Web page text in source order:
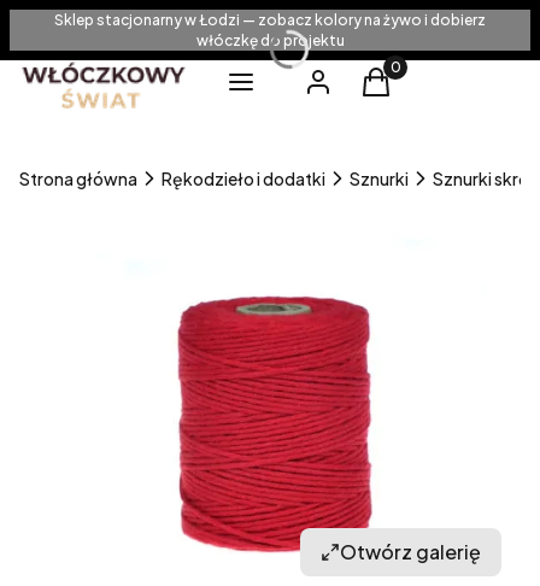
Sklep stacjonarny w Łodzi — zobacz kolory na żywo i dobierz
włóczkę do projektu
Menu
Zaloguj sięProdukty w
Koszyk
Strona główna Rękodzieło i dodatki Sznurki Sznurki
Otwórz galerię